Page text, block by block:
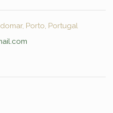
Porto, Portugal